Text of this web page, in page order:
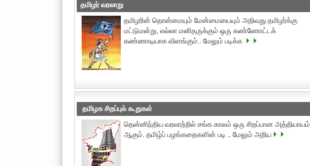
தமிழர் வரலாறு
தமிழரின் தொன்மையும் மேன்மையையும் அறிவது தமிழர்க்கு
மட்டுமன்று, எல்லா மனிதருக்கும் ஒரு கண்ணோட்டக்
கண்ணாடியாக விளங்கும்.. மேலும் படிக்க
தமிழக சிறப்புக் கூறுகள்
தென்னிந்திய வரலாற்றில் சங்க காலம் ஒரு சிறப்பான அத்தியாயம்
ஆகும். தமிழ்ப் பழங்கதைகளின் படி .. மேலும் அறிய